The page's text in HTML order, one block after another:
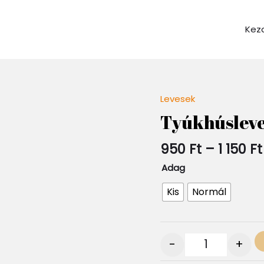
Levesek
950 Ft – 1 150 Ft1
Adag
Kis Normál
- +